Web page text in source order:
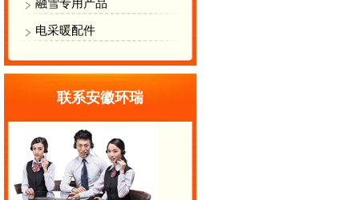
融雪专用产品
电采暖配件
联系安徽环瑞